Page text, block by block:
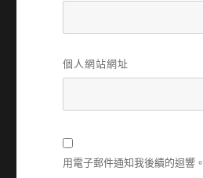
個人網站網址
用電子郵件通知我後續的迴響。